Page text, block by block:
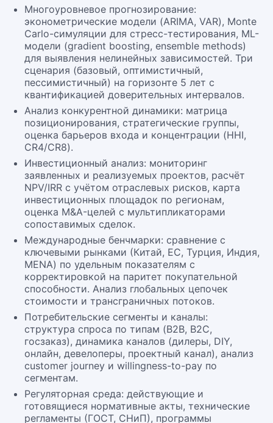
Многоуровневое прогнозирование:
эконометрические модели (ARIMA, VAR), Monte
Carlo-симуляции для стресс-тестирования, ML-
модели (gradient boosting, ensemble methods)
для выявления нелинейных зависимостей. Три
сценария (базовый, оптимистичный,
пессимистичный) на горизонте 5 лет с
квантификацией доверительных интервалов.
Анализ конкурентной динамики: матрица
позиционирования, стратегические группы,
оценка барьеров входа и концентрации (HHI,
CR4/CR8).
Инвестиционный анализ: мониторинг
заявленных и реализуемых проектов, расчёт
NPV/IRR с учётом отраслевых рисков, карта
инвестиционных площадок по регионам,
оценка M&A-целей с мультипликаторами
сопоставимых сделок.
Международные бенчмарки: сравнение с
ключевыми рынками (Китай, ЕС, Турция, Индия,
MENA) по удельным показателям с
корректировкой на паритет покупательной
способности. Анализ глобальных цепочек
стоимости и трансграничных потоков.
Потребительские сегменты и каналы:
структура спроса по типам (B2B, B2C,
госзаказ), динамика каналов (дилеры, DIY,
онлайн, девелоперы, проектный канал), анализ
customer journey и willingness-to-pay по
сегментам.
Регуляторная среда: действующие и
готовящиеся нормативные акты, технические
регламенты (ГОСТ, СНиП), программы